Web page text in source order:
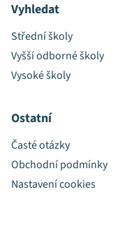
Vyhledat
Střední školy
Vyšší odborné školy
Vysoké školy
Ostatní
Časté otázky
Obchodní podmínky
Nastavení cookies